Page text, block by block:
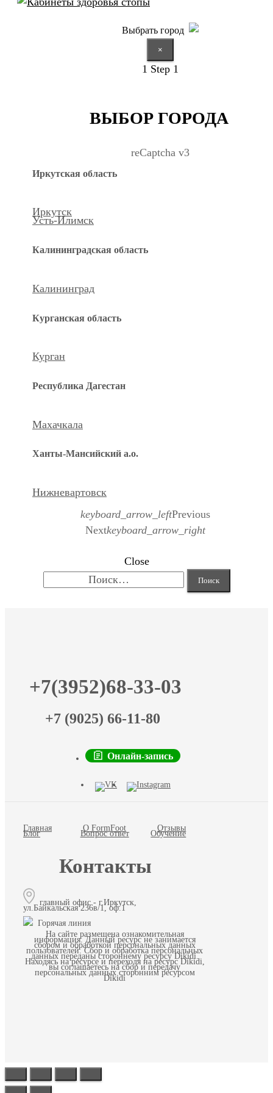
Выбрать город
×
1 Step 1
ВЫБОР ГОРОДА
reCaptcha v3
Иркутская область
Иркутск
Усть-Илимск
Калининградская область
Калининград
Курганская область
Курган
Республика Дагестан
Махачкала
Ханты-Мансийский а.о.
Нижневартовск
keyboard_arrow_leftPrevious
Nextkeyboard_arrow_right
Close
+7(3952)68-33-03
+7 (9025) 66-11-80
Онлайн-запись
Главная О FormFoot Отзывы
Блог Вопрос ответ Обучение
Контакты
главный офис - г.Иркутск,
ул.Байкальская 236в/1, оф.1
Горячая линия
На сайте размещена ознакомительная
информация. Данный ресурс не занимается
сбором и обработкой персональных данных
пользователей. Сбор и обработка персональных
данных переданы стороннему ресурсу Dikidi.
Находясь на ресурсе и переходя на ресурс Dikidi,
вы соглашаетесь на сбор и передачу
персональных данных сторонним ресурсом
Dikidi